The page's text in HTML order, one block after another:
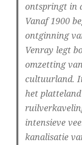
ontspringt in
Vanaf 1900
ontginning
Venray legt
omzetting
cultuurland.
het
intensieve
kanalisatie